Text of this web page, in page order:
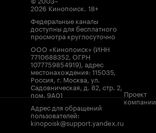
2026 Кинопоиск. 18+
Федеральные каналы
доступны для бесплатного
просмотра круглосуточно
ООО «Кинопоиск» (ИНН
7710688352, ОГРН
1077759854919), адрес
местонахождения: 115035,
Россия, г. Москва, ул.
Садовническая, д. 82, стр. 2,
пом. 9А01
Адрес для обращений
пользователей:
kinopoisk@support.yandex.ru
Проект
компании